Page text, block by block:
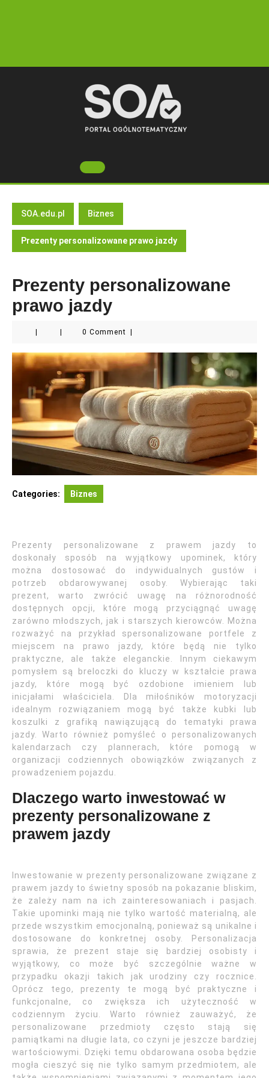
Open
Button
SOA.edu.pl Biznes
Prezenty personalizowane prawo jazdy
Prezenty personalizowane
prawo jazdy
0 Comment
Categories: Biznes
Prezenty personalizowane z prawem jazdy to
doskonały sposób na wyjątkowy upominek, który
można dostosować do indywidualnych gustów i
potrzeb obdarowywanej osoby. Wybierając taki
prezent, warto zwrócić uwagę na różnorodność
dostępnych opcji, które mogą przyciągnąć uwagę
zarówno młodszych, jak i starszych kierowców. Można
rozważyć na przykład spersonalizowane portfele z
miejscem na prawo jazdy, które będą nie tylko
praktyczne, ale także eleganckie. Innym ciekawym
pomysłem są breloczki do kluczy w kształcie prawa
jazdy, które mogą być ozdobione imieniem lub
inicjałami właściciela. Dla miłośników motoryzacji
idealnym rozwiązaniem mogą być także kubki lub
koszulki z grafiką nawiązującą do tematyki prawa
jazdy. Warto również pomyśleć o personalizowanych
kalendarzach czy plannerach, które pomogą w
organizacji codziennych obowiązków związanych z
prowadzeniem pojazdu.
Dlaczego warto inwestować w
prezenty personalizowane z
prawem jazdy
Inwestowanie w prezenty personalizowane związane z
prawem jazdy to świetny sposób na pokazanie bliskim,
że zależy nam na ich zainteresowaniach i pasjach.
Takie upominki mają nie tylko wartość materialną, ale
przede wszystkim emocjonalną, ponieważ są unikalne i
dostosowane do konkretnej osoby. Personalizacja
sprawia, że prezent staje się bardziej osobisty i
wyjątkowy, co może być szczególnie ważne w
przypadku okazji takich jak urodziny czy rocznice.
Oprócz tego, prezenty te mogą być praktyczne i
funkcjonalne, co zwiększa ich użyteczność w
codziennym życiu. Warto również zauważyć, że
personalizowane przedmioty często stają się
pamiątkami na długie lata, co czyni je jeszcze bardziej
wartościowymi. Dzięki temu obdarowana osoba będzie
mogła cieszyć się nie tylko samym przedmiotem, ale